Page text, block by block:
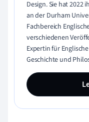
Design. Sie hat
an der Durham
Fachbereich
verschiedenen
Expertin für
Geschichte und